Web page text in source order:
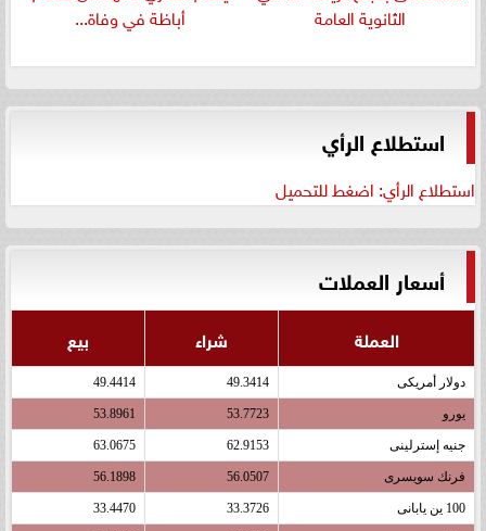
الثانوية العامة
أباظة في وفاة...
استطلاع الرأي
استطلاع الرأي: اضغط للتحميل
أسعار العملات
العملة شراء بيع
دولار أمريكى 49.3414
49.4414
يورو 53.7723
53.8961
جنيه إسترلينى 62.9153
63.0675
فرنك سويسرى 56.0507
56.1898
100 ين يابانى 33.3726
33.4470